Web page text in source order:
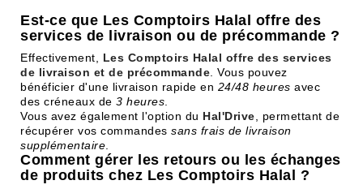
Est-ce que Les Comptoirs Halal offre des
services de livraison ou de précommande ?
Effectivement, Les Comptoirs Halal offre des services
de livraison et de précommande . Vous pouvez
bénéficier d'une livraison rapide en 24/48 heures avec
des créneaux de 3 heures
Vous avez également l'option du Hal'Drive , permettant de
récupérer vos commandes sans frais de livraison
supplémentaire
Comment gérer les retours ou les échanges
de produits chez Les Comptoirs Halal ?